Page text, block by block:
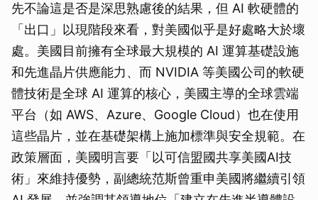
先不論這是否是深思熟慮後的結果，但 AI 軟硬體的
「出口」以現階段來看，對美國似乎是好處略大於壞
處。美國目前擁有全球最大規模的 AI 運算基礎設施
和先進晶片供應能力、而 NVIDIA 等美國公司的軟硬
體技術是全球 AI 運算的核心，美國主導的全球雲端
平台（如 AWS、Azure、Google Cloud）也在使用
這些晶片，並在基礎架構上施加標準與安全規範。在
政策層面，美國明言要「以可信盟國共享美國AI技
術」來維持優勢，副總統范斯曾重申美國將繼續引領